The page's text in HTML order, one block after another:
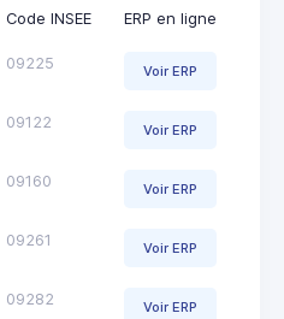
Code INSEE ERP en ligne
09225 Voir ERP
09122 Voir ERP
09160 Voir ERP
09261 Voir ERP
09282 Voir ERP